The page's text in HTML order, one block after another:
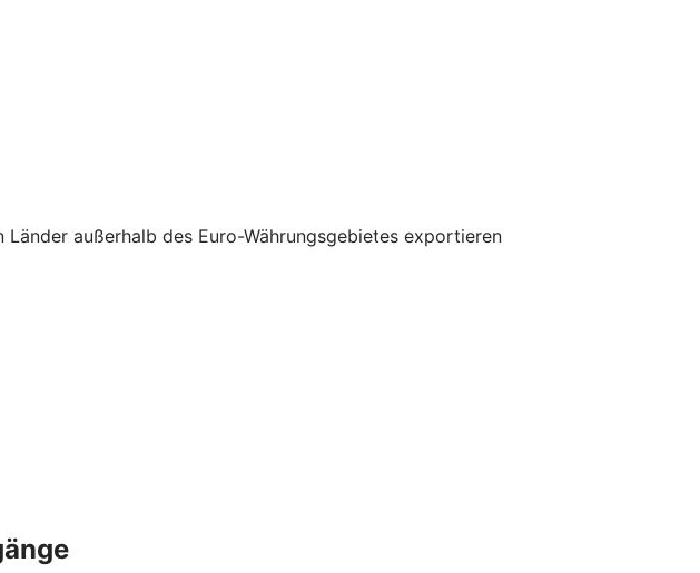
außerhalb des Euro-Währungsgebietes exportieren